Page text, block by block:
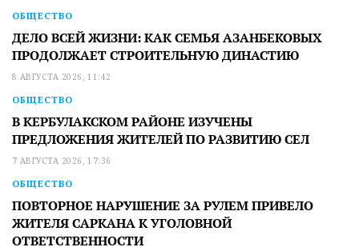
ОБЩЕСТВО
ДЕЛО ВСЕЙ ЖИЗНИ: КАК СЕМЬЯ АЗАНБЕКОВЫХ
ПРОДОЛЖАЕТ СТРОИТЕЛЬНУЮ ДИНАСТИЮ
8 АВГУСТА 2026, 11:42
ОБЩЕСТВО
В КЕРБУЛАКСКОМ РАЙОНЕ ИЗУЧЕНЫ
ПРЕДЛОЖЕНИЯ ЖИТЕЛЕЙ ПО РАЗВИТИЮ СЕЛ
7 АВГУСТА 2026, 17:36
ОБЩЕСТВО
ПОВТОРНОЕ НАРУШЕНИЕ ЗА РУЛЕМ ПРИВЕЛО
ЖИТЕЛЯ САРКАНА К УГОЛОВНОЙ
ОТВЕТСТВЕННОСТИ